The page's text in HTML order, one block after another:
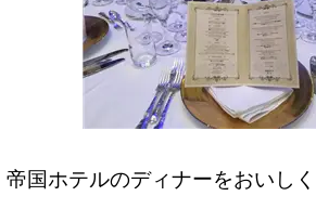
帝国ホテルのディナーをおいしく